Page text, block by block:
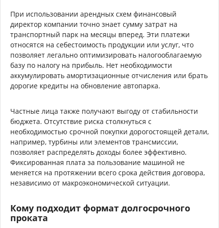
При использовании арендных схем финансовый
директор компании точно знает сумму затрат на
транспортный парк на месяцы вперед. Эти платежи
относятся на себестоимость продукции или услуг, что
позволяет легально оптимизировать налогооблагаемую
базу по налогу на прибыль. Нет необходимости
аккумулировать амортизационные отчисления или брать
дорогие кредиты на обновление автопарка.
Частные лица также получают выгоду от стабильности
бюджета. Отсутствие риска столкнуться с
необходимостью срочной покупки дорогостоящей детали,
например, турбины или элементов трансмиссии,
позволяет распределять доходы более эффективно.
Фиксированная плата за пользование машиной не
меняется на протяжении всего срока действия договора,
независимо от макроэкономической ситуации.
Кому подходит формат долгосрочного
проката